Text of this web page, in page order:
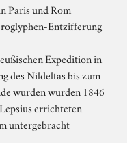
Paris und Rom
Entzifferung
Expedition in
des Nildeltas bis zum
wurden wurden 1846
errichteten
untergebracht